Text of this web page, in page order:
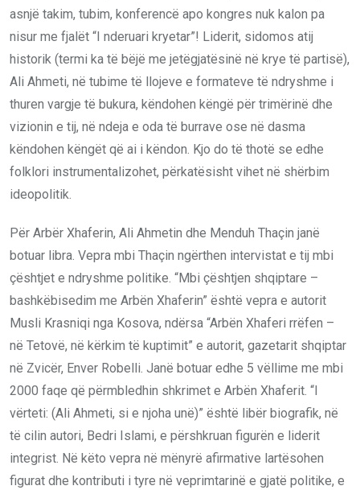
asnjë takim, tubim, konferencë apo kongres nuk kalon pa
nisur me fjalët “I nderuari kryetar”! Liderit, sidomos atij
historik (termi ka të bëjë me jetëgjatësinë në krye të partisë),
Ali Ahmeti, në tubime të llojeve e formateve të ndryshme i
thuren vargje të bukura, këndohen këngë për trimërinë dhe
vizionin e tij, në ndeja e oda të burrave ose në dasma
këndohen këngët që ai i këndon. Kjo do të thotë se edhe
folklori instrumentalizohet, përkatësisht vihet në shërbim
ideopolitik.
Për Arbër Xhaferin, Ali Ahmetin dhe Menduh Thaçin janë
botuar libra. Vepra mbi Thaçin ngërthen intervistat e tij mbi
çështjet e ndryshme politike. “Mbi çështjen shqiptare –
bashkëbisedim me Arbën Xhaferin” është vepra e autorit
Musli Krasniqi nga Kosova, ndërsa “Arbën Xhaferi rrëfen –
në Tetovë, në kërkim të kuptimit” e autorit, gazetarit shqiptar
në Zvicër, Enver Robelli. Janë botuar edhe 5 vëllime me mbi
2000 faqe që përmbledhin shkrimet e Arbën Xhaferit. “I
vërteti: (Ali Ahmeti, si e njoha unë)” është libër biografik, në
të cilin autori, Bedri Islami, e përshkruan figurën e liderit
integrist. Në këto vepra në mënyrë afirmative lartësohen
figurat dhe kontributi i tyre në veprimtarinë e gjatë politike, e